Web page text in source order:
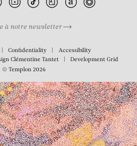
à notre newsletter
Confidentiality
Accessibility
Clémentine Tantet DevelopmentGrid
© Templon 2026